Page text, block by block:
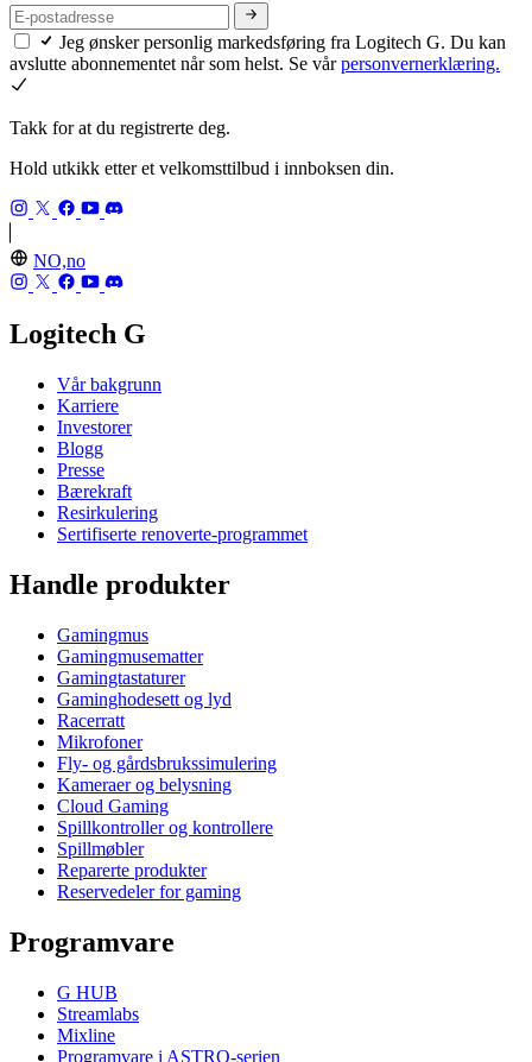
Jeg ønsker personlig markedsføring fra Logitech G. Du kan
avslutte abonnementet når som helst. Se vårpersonvernerklæring.
Takk for at du registrerte deg.
Hold utkikk etter et velkomsttilbud i innboksen din.
NO,no
Logitech G
Vår bakgrunn
Karriere
Investorer
Blogg
Presse
Bærekraft
Resirkulering
Sertifiserte renoverte-programmet
Handle produkter
Gamingmus
Gamingmusematter
Gamingtastaturer
Gaminghodesett og lyd
Racerratt
Mikrofoner
Fly- og gårdsbrukssimulering
Kameraer og belysning
Cloud Gaming
Spillkontroller og kontrollere
Spillmøbler
Reparerte produkter
Reservedeler for gaming
Programvare
G HUB
Streamlabs
Mixline
Programvare i ASTRO-serien